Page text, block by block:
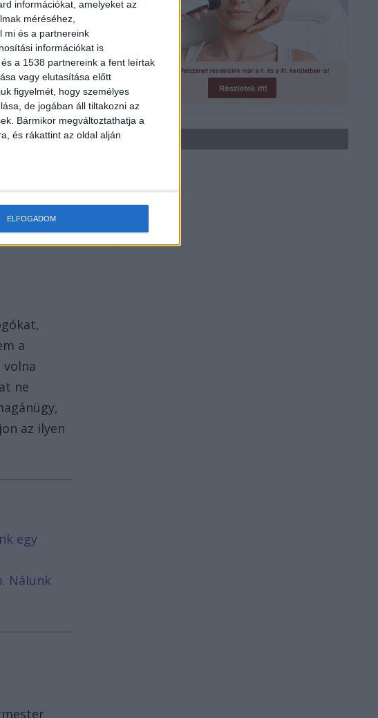
információkat, amelyeket az
méréséhez,
mi és a partnereink
információkat is
a 1538 partnereink a fent leírtak
vagy elutasítása előtt
figyelmét, hogy személyes
de jogában áll tiltakozni az
Bármikor megváltoztathatja a
és rákattint az oldal alján
ELFOGADOM
Állítása
sem
(…)
diktált”
a
a
ne
az ilyen
egy
Nálunk